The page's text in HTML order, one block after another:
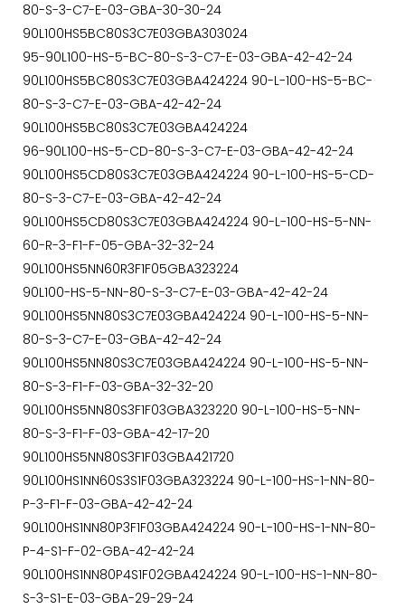
80-S-3-C7-E-03-GBA-30-30-24
90L100HS5BC80S3C7E03GBA303024
95-90L100-HS-5-BC-80-S-3-C7-E-03-GBA-42-42-24
90L100HS5BC80S3C7E03GBA424224 90-L-100-HS-5-BC-
80-S-3-C7-E-03-GBA-42-42-24
90L100HS5BC80S3C7E03GBA424224
96-90L100-HS-5-CD-80-S-3-C7-E-03-GBA-42-42-24
90L100HS5CD80S3C7E03GBA424224 90-L-100-HS-5-CD-
80-S-3-C7-E-03-GBA-42-42-24
90L100HS5CD80S3C7E03GBA424224 90-L-100-HS-5-NN-
60-R-3-F1-F-05-GBA-32-32-24
90L100HS5NN60R3F1F05GBA323224
90L100-HS-5-NN-80-S-3-C7-E-03-GBA-42-42-24
90L100HS5NN80S3C7E03GBA424224 90-L-100-HS-5-NN-
80-S-3-C7-E-03-GBA-42-42-24
90L100HS5NN80S3C7E03GBA424224 90-L-100-HS-5-NN-
80-S-3-F1-F-03-GBA-32-32-20
90L100HS5NN80S3F1F03GBA323220 90-L-100-HS-5-NN-
80-S-3-F1-F-03-GBA-42-17-20
90L100HS5NN80S3F1F03GBA421720
90L100HS1NN60S3S1F03GBA323224 90-L-100-HS-1-NN-80-
P-3-F1-F-03-GBA-42-42-24
90L100HS1NN80P3F1F03GBA424224 90-L-100-HS-1-NN-80-
P-4-S1-F-02-GBA-42-42-24
90L100HS1NN80P4S1F02GBA424224 90-L-100-HS-1-NN-80-
S-3-S1-E-03-GBA-29-29-24